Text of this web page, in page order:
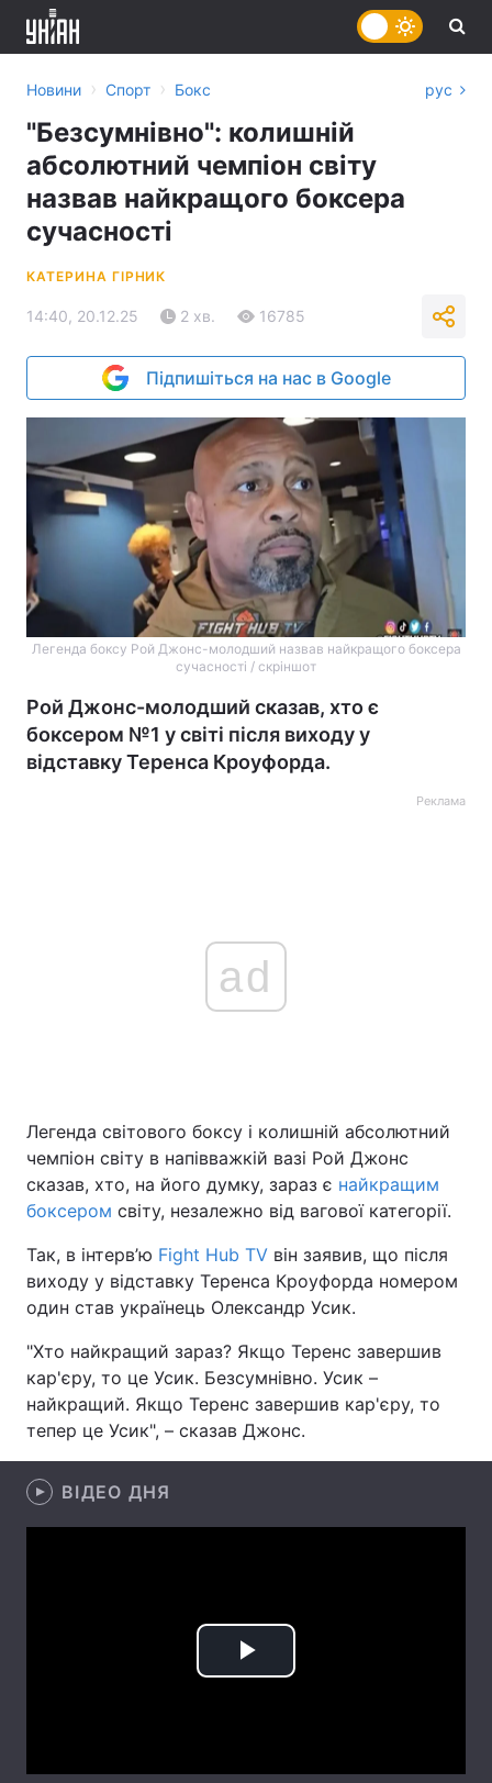
Україна Політика
Спорт Наука
Техно і зв'язок Лайт
Зброя Інциденти
Здоров'я Туризм
Цікавинки Погода
Екологія Регіони
Думки
Вакансії
Послуги
Новини › Спорт › Бокс рус
"Безсумнівно": колишній
абсолютний чемпіон світу
назвав найкращого боксера
сучасності
КАТЕРИНА ГІРНИК
14:40, 20.12.25 2 хв. 16785
Підпишіться на нас в Google
Легенда боксу Рой Джонс-молодший назвав найкращого боксера
сучасності / скріншот
Рой Джонс-молодший сказав, хто є
боксером №1 у світі після виходу у
відставку Теренса Кроуфорда.
Реклама
ad
Легенда світового боксу і колишній абсолютний
чемпіон світу в напівважкій вазі Рой Джонс
сказав, хто, на його думку, зараз є найкращим
боксером світу, незалежно від вагової категорії.
Так, в інтерв’ю Fight Hub TV він заявив, що після
виходу у відставку Теренса Кроуфорда номером
один став українець Олександр Усик.
"Хто найкращий зараз? Якщо Теренс завершив
кар'єру, то це Усик. Безсумнівно. Усик –
найкращий. Якщо Теренс завершив кар'єру, то
тепер це Усик", – сказав Джонс.
ВІДЕО ДНЯ
Play